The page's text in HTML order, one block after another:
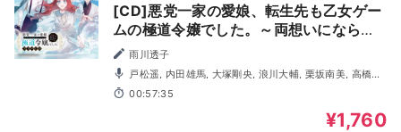
[CD]悪党一家の愛娘、転生先も乙女ゲー
ムの極道令嬢でした。～両想いにならな
いと、死んじゃうそうです！～ ドラマ
CD
雨川透子
子, 石毛翔弥, 藤原聖侑
00:57:35
¥1,760